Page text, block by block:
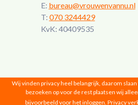
E: bureau@vrouwenvannu.nl
T: 070 3244429
KvK: 40409535
Vrouwen van Nu © 2026 |
Wij vinden privacy heel belangrijk, daarom
bezoeken op voor de rest plaatsen wij
bijvoorbeeld voor het inloggen. Privacy